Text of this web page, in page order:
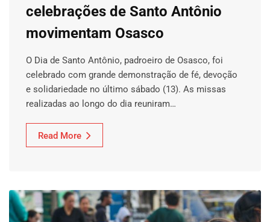
celebrações de Santo Antônio
movimentam Osasco
O Dia de Santo Antônio, padroeiro de Osasco, foi
celebrado com grande demonstração de fé, devoção
e solidariedade no último sábado (13). As missas
realizadas ao longo do dia reuniram…
Read More